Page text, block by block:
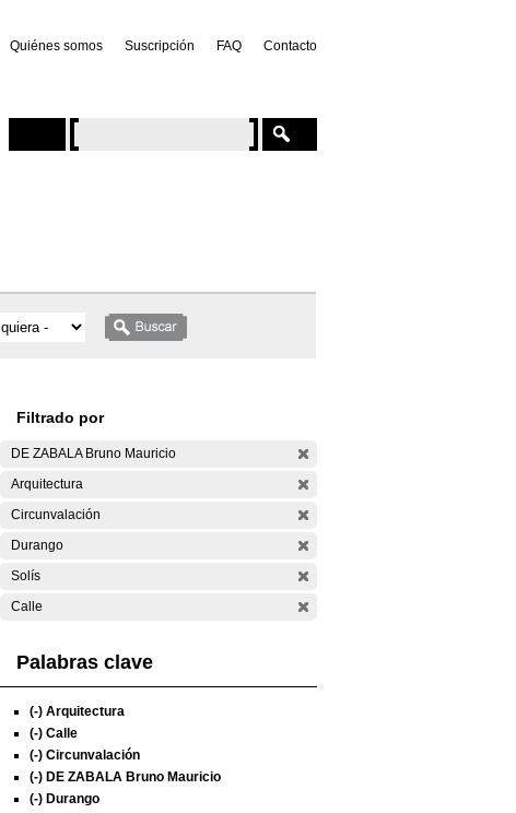
Quiénes somos Suscripción FAQ Contacto
Filtrado por
DE ZABALA Bruno Mauricio
Arquitectura
Circunvalación
Durango
Solís
Calle
Palabras clave
(-) Arquitectura
(-) Calle
(-) Circunvalación
(-) DE ZABALA Bruno Mauricio
(-) Durango